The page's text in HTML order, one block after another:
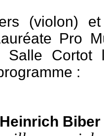
(violon)
Pro
Salle Cortot
:
Heinrich Biber